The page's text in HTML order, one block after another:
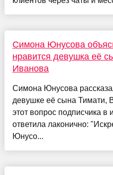
Симона Юнусова
нравится девушка её
Иванова
Симона Юнусова
девушке её сына Тимати,
этот вопрос подписчика в
ответила лаконично:
Юнусо...